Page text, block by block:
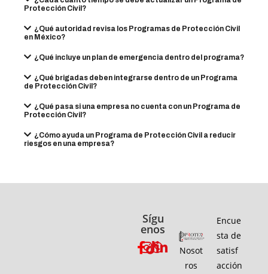
Protección Civil?
¿Qué autoridad revisa los Programas de Protección Civil
en México?
¿Qué incluye un plan de emergencia dentro del programa?
¿Qué brigadas deben integrarse dentro de un Programa
de Protección Civil?
¿Qué pasa si una empresa no cuenta con un Programa de
Protección Civil?
¿Cómo ayuda un Programa de Protección Civil a reducir
riesgos en una empresa?
Sígu
enos
Nosot
ros
Encue
sta de
satisf
acción